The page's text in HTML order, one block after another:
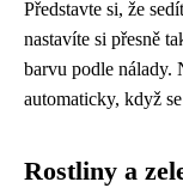
Představte si, že
nastavíte si přesně
barvu podle nálady.
automaticky, když
Rostliny a